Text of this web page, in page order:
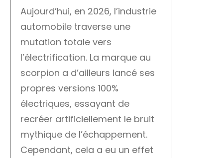
Aujourd’hui, en 2026, l’industrie
automobile traverse une
mutation totale vers
l’électrification. La marque au
scorpion a d’ailleurs lancé ses
propres versions 100%
électriques, essayant de
recréer artificiellement le bruit
mythique de l’échappement.
Cependant, cela a eu un effet